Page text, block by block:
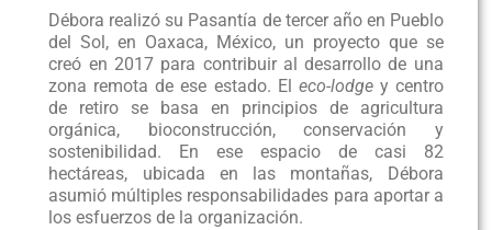
Débora realizó su Pasantía de tercer año en Pueblo
del Sol, en Oaxaca, México, un proyecto que se
creó en 2017 para contribuir al desarrollo de una
zona remota de ese estado. El eco-lodgey centro
de retiro se basa en principios de agricultura
orgánica, bioconstrucción, conservación y
sostenibilidad. En ese espacio de casi 82
hectáreas, ubicada en las montañas, Débora
asumió múltiples responsabilidades para aportar a
los esfuerzos de la organización.